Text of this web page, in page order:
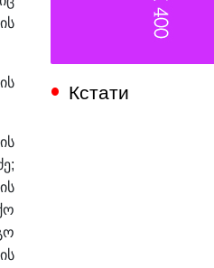
Кстати